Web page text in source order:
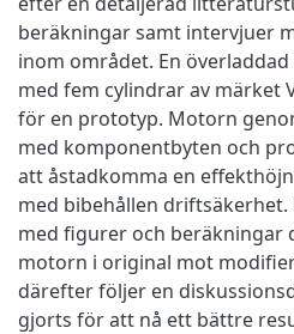
beräkningar samt intervjuer
inom området. En
med fem cylindrar av märket
för en prototyp. Motorn
med komponentbyten och
att åstadkomma en
med bibehållen
med figurer och beräkningar
motorn i original mot
därefter följer en
gjorts för att nå ett bättre